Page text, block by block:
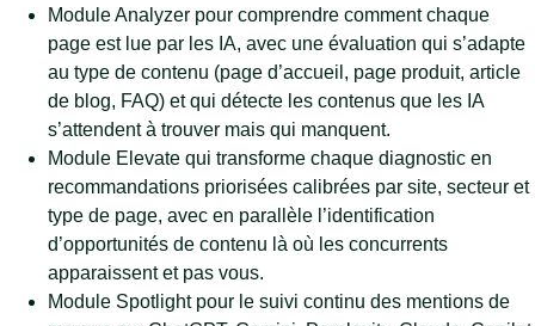
Module Analyzer pour comprendre comment chaque
page est lue par les IA, avec une évaluation qui s’adapte
au type de contenu (page d’accueil, page produit, article
de blog, FAQ) et qui détecte les contenus que les IA
s’attendent à trouver mais qui manquent.
Module Elevate qui transforme chaque diagnostic en
recommandations priorisées calibrées par site, secteur et
type de page, avec en parallèle l’identification
d’opportunités de contenu là où les concurrents
apparaissent et pas vous.
Module Spotlight pour le suivi continu des mentions de